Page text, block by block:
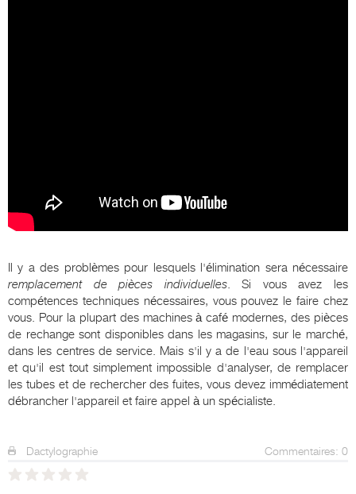
Il y a des problèmes pour lesquels l'élimination sera nécessaire
remplacement de pièces individuelles. Si vous avez les
compétences techniques nécessaires, vous pouvez le faire chez
vous. Pour la plupart des machines à café modernes, des pièces
de rechange sont disponibles dans les magasins, sur le marché,
dans les centres de service. Mais s'il y a de l'eau sous l'appareil
et qu'il est tout simplement impossible d'analyser, de remplacer
les tubes et de rechercher des fuites, vous devez immédiatement
débrancher l'appareil et faire appel à un spécialiste.
Dactylographie Commentaires: 0